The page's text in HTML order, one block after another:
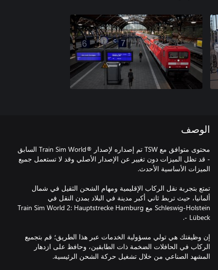
الوصف
محتوى متوافق مع TSW تم إصداره لإصدار ®Train Sim World السابق
- قد تظل الميزات دون تغيير عن الإصدار الأصلي وقد لا تستعمل جميع
تمتع بتجربة نقل الركاب الإقليمية ومهام الشحن الثقيل في شمال
ألمانيا، حيث تربط ثاني أكبر مدينة في البلاد بمدن النقل في
Schleswig-Holstein مع Train Sim World 2: Hauptstrecke Hamburg
إن وظيفتك هي تولي مسؤولية الخدمات عبر هذا الطريق؛ قم بتجميع
الركاب في الحافلات الضخمة ذات الطابقين، وحافظ على ازدهار